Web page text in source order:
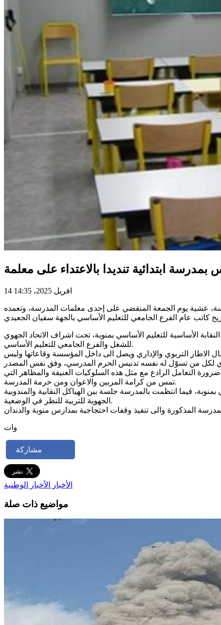
ابتدائية تنديدا بالاعتداء على معلمة
14 افريل 2025، 14:35
عشية يوم الجمعة المنقضي على إحدى معلمات المدرسة، وتعمده
الأساسية للتعليم الأساسي بمنوبة، تحت اشراف الاتحاد الجهوي
للشغل والفرع الجامعي للتعليم الأساسي.
الاطار التربوي والإداري ويصل الى داخل المؤسسة وقاعاتها وليس
التعامل الرادع مع مثل هذه السلوكيات العنيفة والمظاهر التي
تمس من كرامة المربين والاعوان ومن حرمة المدرسة.
فيما انتظمت بالمدرسة جلسة بين الهياكل النقابية والمندوبية
الجهوية للتربية للنظر في الوضعية.
وات
مشاركة
الأخبار الأخبار الوطنية
مواضيع ذات صلة